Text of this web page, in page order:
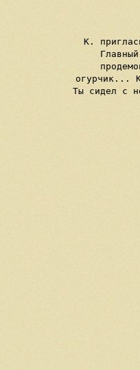
К.
огурчик...
Ты сидел с